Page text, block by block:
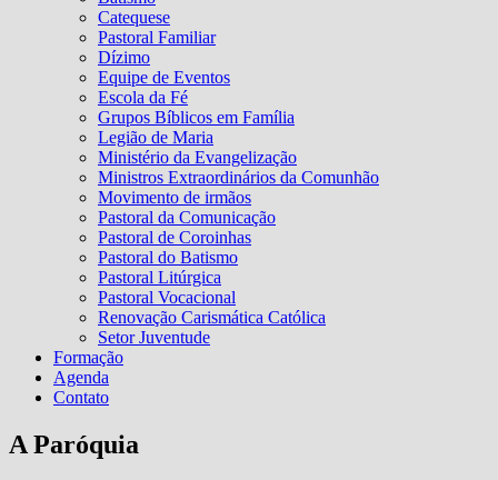
Catequese
Pastoral Familiar
Dízimo
Equipe de Eventos
Escola da Fé
Grupos Bíblicos em Família
Legião de Maria
Ministério da Evangelização
Ministros Extraordinários da Comunhão
Movimento de irmãos
Pastoral da Comunicação
Pastoral de Coroinhas
Pastoral do Batismo
Pastoral Litúrgica
Pastoral Vocacional
Renovação Carismática Católica
Setor Juventude
Formação
Agenda
Contato
A Paróquia